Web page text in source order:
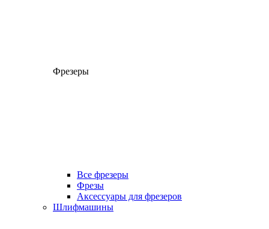
Фрезеры
Все фрезеры
Фрезы
Аксессуары для фрезеров
Шлифмашины